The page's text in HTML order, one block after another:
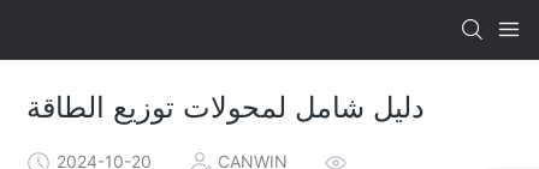
دليل شامل لمحولات توزيع الطاقة
2024-10-20 CANWIN